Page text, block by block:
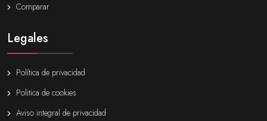
Comparar
Legales
Política de privacidad
Politica de cookies
Aviso integral de privacidad